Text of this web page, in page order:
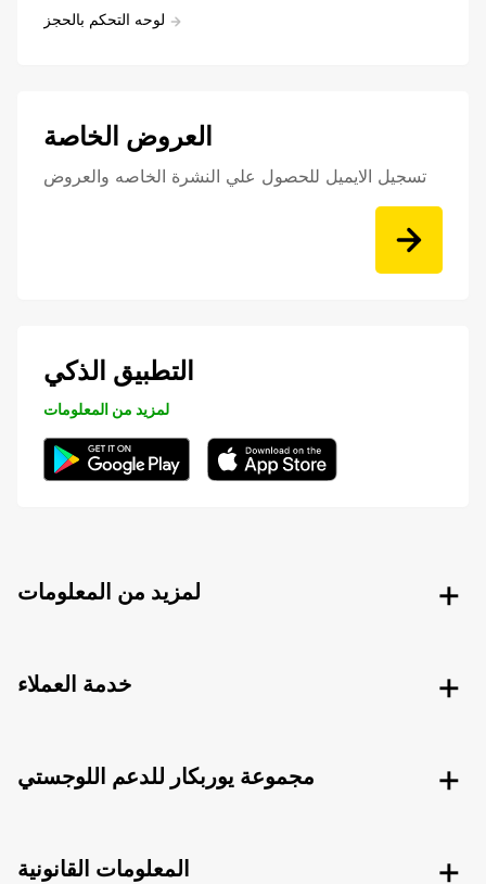
لوحه التحكم بالحجز
العروض الخاصة
تسجيل الايميل للحصول علي النشرة الخاصه والعروض
التطبيق الذكي
لمزيد من المعلومات
لمزيد من المعلومات
خدمة العملاء
مجموعة يوربكار للدعم اللوجستي
المعلومات القانونية